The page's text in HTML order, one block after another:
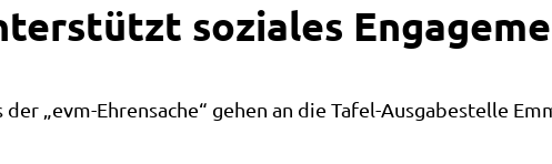
soziales
der „evm-Ehrensache“ gehen an die Tafel-Ausgabestelle